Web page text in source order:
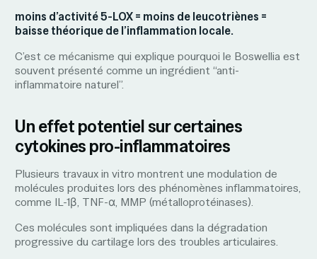
moins d’activité 5-LOX = moins de leucotriènes =
baisse théorique de l’inflammation locale.
C’est ce mécanisme qui explique pourquoi le Boswellia est
souvent présenté comme un ingrédient “anti-
inflammatoire naturel”.
Un effet potentiel sur certaines
cytokines pro-inflammatoires
Plusieurs travaux in vitro montrent une modulation de
molécules produites lors des phénomènes inflammatoires,
comme IL-1β, TNF-α, MMP (métalloprotéinases).
Ces molécules sont impliquées dans la dégradation
progressive du cartilage lors des troubles articulaires.